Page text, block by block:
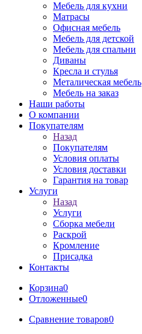
Мебель для кухни
Матрасы
Офисная мебель
Мебель для детской
Мебель для спальни
Диваны
Кресла и стулья
Металическая мебель
Мебель на заказ
Наши работы
О компании
Покупателям
Назад
Покупателям
Условия оплаты
Условия доставки
Гарантия на товар
Услуги
Назад
Услуги
Сборка мебели
Раскрой
Кромление
Присадка
Контакты
Корзина0
Отложенные0
Сравнение товаров0